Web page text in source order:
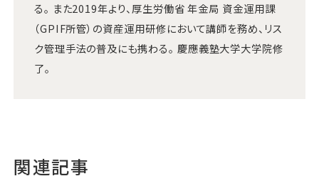
る。 また2019年より、厚生労働省 年金局 資金運用課
（GPIF所管）の資産運用研修において講師を務め、リス
ク管理手法の普及にも携わる。 慶應義塾大学大学院修
了。
関連記事